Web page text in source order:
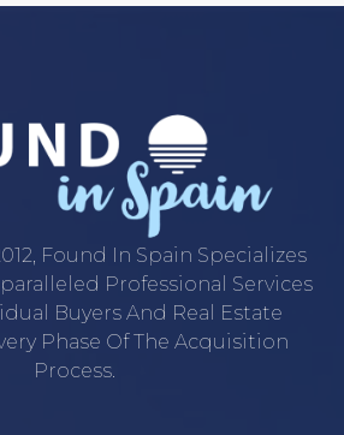
Found In Spain Specializes
Professional Services
Buyers And Real Estate
Phase Of The Acquisition
Process.